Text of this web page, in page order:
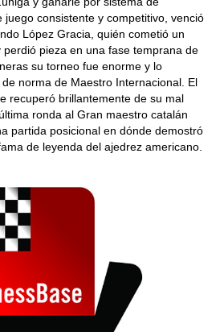
juego consistente y competitivo, venció
López Gracia, quién cometió un
pieza en una fase temprana de
su torneo fue enorme y lo
norma de Maestro Internacional. El
recuperó brillantemente de su mal
ronda al Gran maestro catalán
partida posicional en dónde demostró
de leyenda del ajedrez americano.